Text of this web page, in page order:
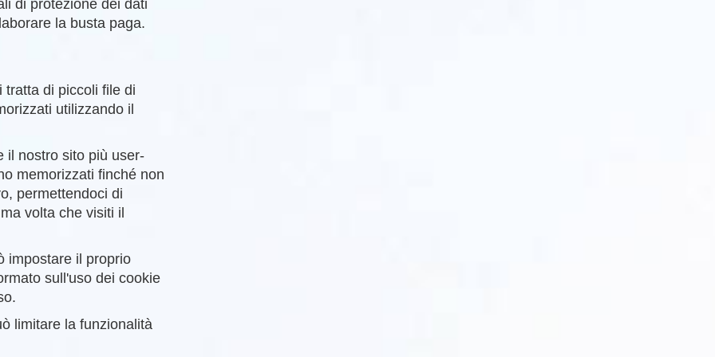
di protezione dei dati
la busta paga.
tratta di piccoli file di
utilizzando il
il nostro sito più user-
memorizzati finché non
permettendoci di
volta che visiti il
impostare il proprio
sull'uso dei cookie
limitare la funzionalità